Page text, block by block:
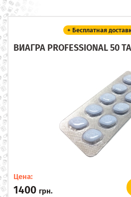
+ Бесплатная
ВИАГРА PROFESSIONAL 50
Цена:
1400 грн.